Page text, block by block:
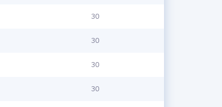
30
30
30
30